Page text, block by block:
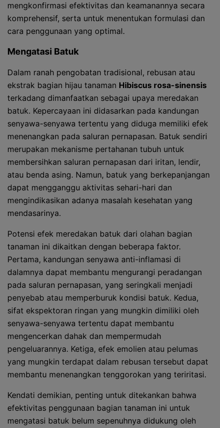
mengkonfirmasi efektivitas dan keamanannya secara
komprehensif, serta untuk menentukan formulasi dan
cara penggunaan yang optimal.
Mengatasi Batuk
Dalam ranah pengobatan tradisional, rebusan atau
ekstrak bagian hijau tanaman Hibiscus rosa-sinensis
terkadang dimanfaatkan sebagai upaya meredakan
batuk. Kepercayaan ini didasarkan pada kandungan
senyawa-senyawa tertentu yang diduga memiliki efek
menenangkan pada saluran pernapasan. Batuk sendiri
merupakan mekanisme pertahanan tubuh untuk
membersihkan saluran pernapasan dari iritan, lendir,
atau benda asing. Namun, batuk yang berkepanjangan
dapat mengganggu aktivitas sehari-hari dan
mengindikasikan adanya masalah kesehatan yang
mendasarinya.
Potensi efek meredakan batuk dari olahan bagian
tanaman ini dikaitkan dengan beberapa faktor.
Pertama, kandungan senyawa anti-inflamasi di
dalamnya dapat membantu mengurangi peradangan
pada saluran pernapasan, yang seringkali menjadi
penyebab atau memperburuk kondisi batuk. Kedua,
sifat ekspektoran ringan yang mungkin dimiliki oleh
senyawa-senyawa tertentu dapat membantu
mengencerkan dahak dan mempermudah
pengeluarannya. Ketiga, efek emolien atau pelumas
yang mungkin terdapat dalam rebusan tersebut dapat
membantu menenangkan tenggorokan yang teriritasi.
Kendati demikian, penting untuk ditekankan bahwa
efektivitas penggunaan bagian tanaman ini untuk
mengatasi batuk belum sepenuhnya didukung oleh